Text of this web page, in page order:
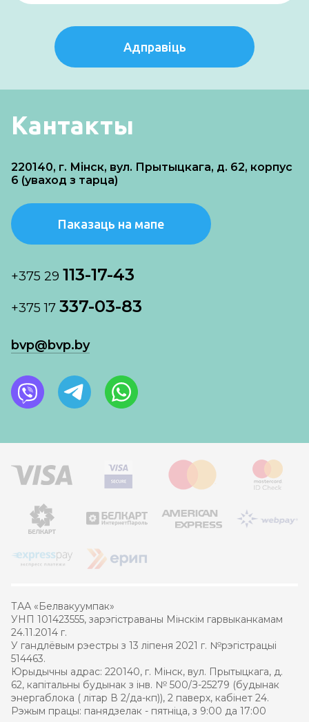
Адправіць
Кантакты
220140, г. Мінск, вул. Прытыцкага, д. 62, корпус
6 (уваход з тарца)
Паказаць на мапе
+375 29 113-17-43
+375 17 337-03-83
bvp@bvp.by
ТАА «Белвакуумпак»
УНП 101423555, зарэгістраваны Мінскім гарвыканкамам
24.11.2014 г.
У гандлёвым рэестры з 13 ліпеня 2021 г. №рэгістрацыі
514463.
Юрыдычны адрас: 220140, г. Мінск, вул. Прытыцкага, д.
62, капітальны будынак з інв. № 500/З-25279 (будынак
энергаблока ( літар В 2/да-кп)), 2 паверх, кабінет 24.
Рэжым працы: панядзелак - пятніца, з 9:00 да 17:00